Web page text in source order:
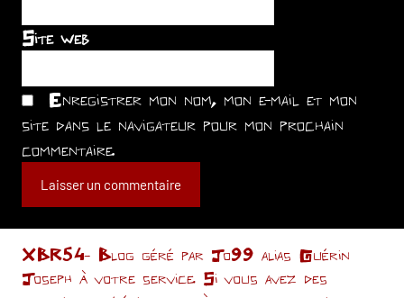
Site web
Enregistrer mon nom, mon e-mail et mon
site dans le navigateur pour mon prochain
commentaire.
XBR54- Blog géré par Jo99 alias Guérin
Joseph à votre service. Si vous avez des